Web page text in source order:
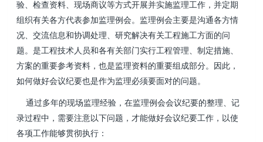
验、检查资料、现场商议等方式开展并实施监理工作，并定期
组织有关各方代表参加监理例会。监理例会主要是沟通各方情
况、交流信息和协调处理、研究解决有关工程施工方面的问
题。是工程技术人员和各有关部门实行工程管理、制定措施、
方案的重要参考资料，也是监理资料的重要组成部分。因此，
如何做好会议纪要也是作为监理必须要面对的问题。
通过多年的现场监理经验，在监理例会会议纪要的整理、记
录过程中，需要注意以下问题，才能做好会议纪要工作，以使
各项工作能够贯彻执行：